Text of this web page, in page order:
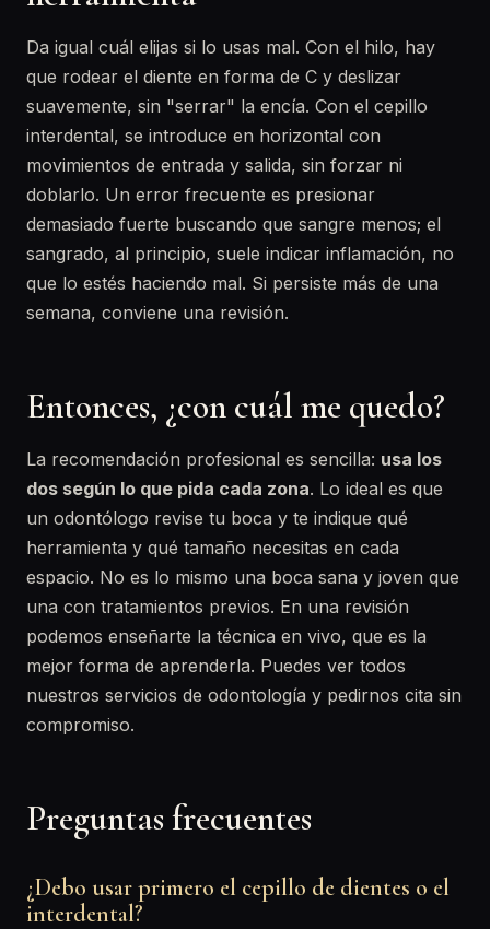
Da igual cuál elijas si lo usas mal. Con el hilo, hay
que rodear el diente en forma de C y deslizar
suavemente, sin "serrar" la encía. Con el cepillo
interdental, se introduce en horizontal con
movimientos de entrada y salida, sin forzar ni
doblarlo. Un error frecuente es presionar
demasiado fuerte buscando que sangre menos; el
sangrado, al principio, suele indicar inflamación, no
que lo estés haciendo mal. Si persiste más de una
semana, conviene una revisión.
Entonces, ¿con cuál me quedo?
La recomendación profesional es sencilla: usa los
dos según lo que pida cada zona. Lo ideal es que
un odontólogo revise tu boca y te indique qué
herramienta y qué tamaño necesitas en cada
espacio. No es lo mismo una boca sana y joven que
una con tratamientos previos. En una revisión
podemos enseñarte la técnica en vivo, que es la
mejor forma de aprenderla. Puedes ver todos
nuestros servicios de odontología y pedirnos cita sin
compromiso.
Preguntas frecuentes
¿Debo usar primero el cepillo de dientes o el
interdental?